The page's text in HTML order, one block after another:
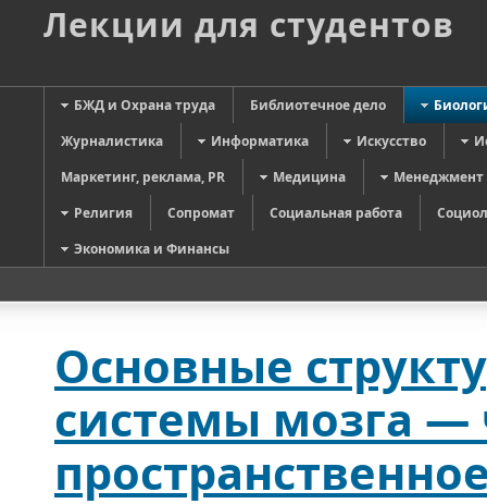
Лекции для студентов
БЖД и Охрана труда Библиотечное дело
Журналистика
Информатика Искусство
Маркетинг, реклама, PR
Медицина
Менеджмент
Религия
Сопромат Социальная работа
Экономика и Финансы
Основные
системы мозга —